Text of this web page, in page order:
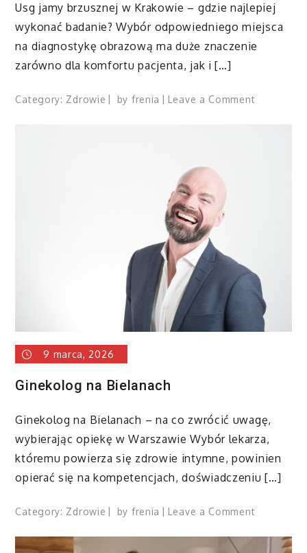
Usg jamy brzusznej w Krakowie – gdzie najlepiej
wykonać badanie? Wybór odpowiedniego miejsca
na diagnostykę obrazową ma duże znaczenie
zarówno dla komfortu pacjenta, jak i […]
Category: Zdrowie by frenia Leave a Commenton
9 marca, 2026
Ginekolog na Bielanach
Ginekolog na Bielanach – na co zwrócić uwagę,
wybierając opiekę w Warszawie Wybór lekarza,
któremu powierza się zdrowie intymne, powinien
opierać się na kompetencjach, doświadczeniu […]
Category: Zdrowie by frenia Leave a Commenton